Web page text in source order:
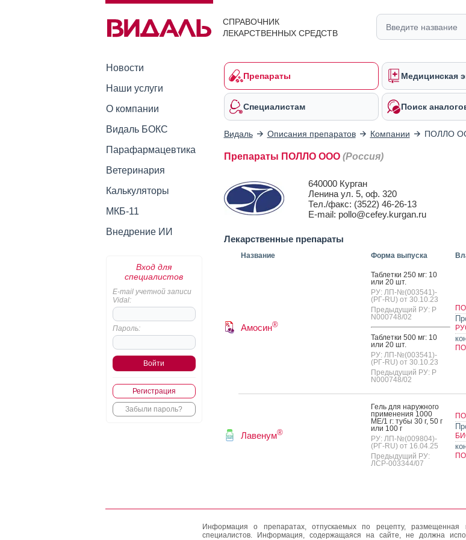
СПРАВОЧНИК
ЛЕКАРСТВЕННЫХ СРЕДСТВ
Новости
Наши услуги
О компании
Видаль БОКС
Парафармацевтика
Ветеринария
Калькуляторы
МКБ-11
Внедрение ИИ
Вход для
специалистов
E-mail учетной записи
Vidal:
Пароль:
Регистрация
Забыли пароль?
Препараты Медицинская
Специалистам Поиск
Видаль Описания препаратов Компании ПОЛЛО
Препараты ПОЛЛО ООО (Россия)
640000 Курган
Ленина ул. 5, оф. 320
Тел./факс: (3522) 46-26-13
E-mail: pollo@cefey.kurgan.ru
Лекарственные препараты
Название Форма выпуска
Амосин®
Таб­летки 250 мг: 10
или 20 шт.
РУ: ЛП-№(003541)-
(РГ-RU) от 30.10.23
Предыдущий РУ: Р
N000748/02
Таб­летки 500 мг: 10
или 20 шт.
РУ: ЛП-№(003541)-
(РГ-RU) от 30.10.23
Предыдущий РУ: Р
N000748/02
Лавенум®
Гель для на­руж­но­го
при­мене­ния 1000
МЕ/1 г: ту­бы 30 г, 50 г
или 100 г
РУ: ЛП-№(009804)-
(РГ-RU) от 16.04.25
Предыдущий РУ:
ЛСР-003344/07
Информация о препаратах, отпускаемых по рецепту, размещенная
специалистов. Информация, содержащаяся на сайте, не должна